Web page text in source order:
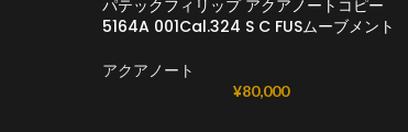
パテックフィリップ アクアノートコピー
5164A 001Cal.324 S C FUSムーブメント
アクアノート
¥80,000